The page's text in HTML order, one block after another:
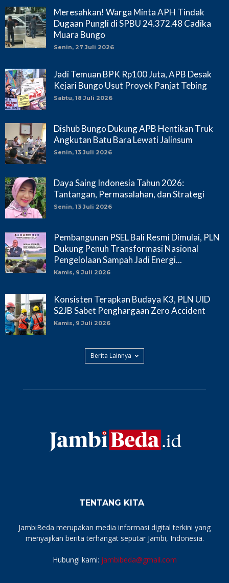
Meresahkan! Warga Minta APH Tindak
Dugaan Pungli di SPBU 24.372.48 Cadika
Muara Bungo
Senin, 27 Juli 2026
Jadi Temuan BPK Rp100 Juta, APB Desak
Kejari Bungo Usut Proyek Panjat Tebing
Sabtu, 18 Juli 2026
Dishub Bungo Dukung APB Hentikan Truk
Angkutan Batu Bara Lewati Jalinsum
Senin, 13 Juli 2026
Daya Saing Indonesia Tahun 2026:
Tantangan, Permasalahan, dan Strategi
Senin, 13 Juli 2026
Pembangunan PSEL Bali Resmi Dimulai, PLN
Dukung Penuh Transformasi Nasional
Pengelolaan Sampah Jadi Energi...
Kamis, 9 Juli 2026
Konsisten Terapkan Budaya K3, PLN UID
S2JB Sabet Penghargaan Zero Accident
Kamis, 9 Juli 2026
Berita Lainnya
TENTANG KITA
JambiBeda merupakan media informasi digital terkini yang
menyajikan berita terhangat seputar Jambi, Indonesia.
Hubungi kami: jambibeda@gmail.com